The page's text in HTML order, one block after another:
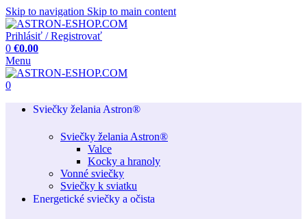
Skip to navigation Skip to main content
Prihlásiť / Registrovať
0 €0.00
Menu
0
Sviečky želania Astron®
Sviečky želania Astron®
Valce
Kocky a hranoly
Vonné sviečky
Sviečky k sviatku
Energetické sviečky a očista